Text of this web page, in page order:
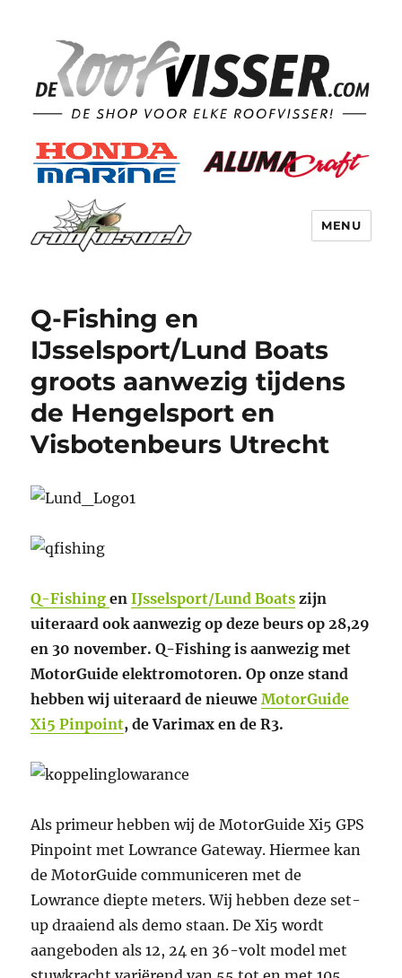
MENU
Q-Fishing en
IJsselsport/Lund Boats
groots aanwezig tijdens
de Hengelsport en
Visbotenbeurs Utrecht
Q-FishingenIJsselsport/Lund Boats zijn
uiteraard ook aanwezig op deze beurs op 28,29
en 30 november. Q-Fishing is aanwezig met
MotorGuide elektromotoren. Op onze stand
hebben wij uiteraard de nieuweMotorGuide
Xi5 Pinpoint, de Varimax en de R3.
Als primeur hebben wij de MotorGuide Xi5 GPS
Pinpoint met Lowrance Gateway. Hiermee kan
de MotorGuide communiceren met de
Lowrance diepte meters. Wij hebben deze set-
up draaiend als demo staan. De Xi5 wordt
aangeboden als 12, 24 en 36-volt model met